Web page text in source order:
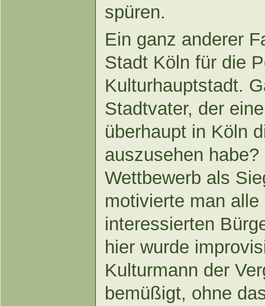
spüren.
Ein ganz anderer
Stadt Köln für die
Kulturhauptstadt.
Stadtvater, der
überhaupt in Köln
auszusehen
Wettbewerb als
motivierte man
interessierten
hier wurde
Kulturmann der
bemüßigt, ohne